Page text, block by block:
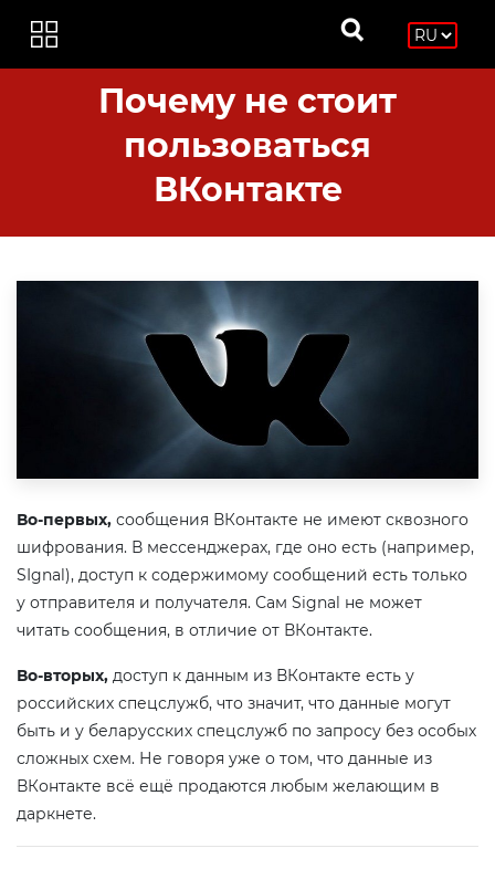
Почему не стоит
пользоваться
ВКонтакте
Во-первых, сообщения ВКонтакте не имеют сквозного
шифрования. В мессенджерах, где оно есть (например,
SIgnal), доступ к содержимому сообщений есть только
у отправителя и получателя. Сам Signal не может
читать сообщения, в отличие от ВКонтакте.
Во-вторых, доступ к данным из ВКонтакте есть у
российских спецслужб, что значит, что данные могут
быть и у беларусских спецслужб по запросу без особых
сложных схем. Не говоря уже о том, что данные из
ВКонтакте всё ещё продаются любым желающим в
даркнете.